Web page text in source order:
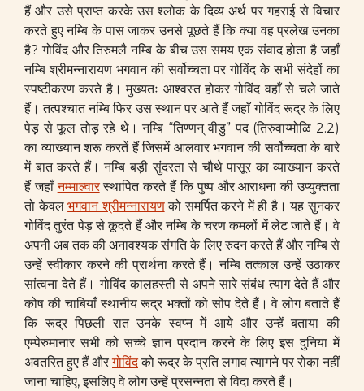
हैं और उसे प्राप्त करके उस श्लोक के दिव्य अर्थ पर गहराई से विचार
करते हुए नम्बि के पास जाकर उनसे पूछते हैं कि क्या वह प्रलेख उनका
है? गोविंद और तिरुमलै नम्बि के बीच उस समय एक संवाद होता है जहाँ
नम्बि श्रीमन्नारायण भगवान की सर्वोच्चता पर गोविंद के सभी संदेहों का
स्पष्टीकरण करते है। मुख्यतः आश्वस्त होकर गोविंद वहाँ से चले जाते
हैं। तत्पश्चात नम्बि फिर उस स्थान पर आते हैं जहाँ गोविंद रूद्र के लिए
पेड़ से फूल तोड़ रहे थे। नम्बि “तिण्णन् वीडु” पद (तिरुवाय्मोळि 2.2)
का व्याख्यान शरू करतें हैं जिसमें आलवार भगवान की सर्वोच्चता के बारे
में बात करते हैं। नम्बि बड़ी सुंदरता से चौथे पासूर का व्याख्यान करते
हैं जहाँनम्माल्वारस्थापित करते हैं कि पुष्प और आराधना की उप्युक्तता
तो केवलभगवान श्रीमन्नारायणको समर्पित करने में ही है। यह सुनकर
गोविंद तुरंत पेड़ से कूदते हैं और नम्बि के चरण कमलों में लेट जाते हैं। वे
अपनी अब तक की अनावश्यक संगति के लिए रुदन करते हैं और नम्बि से
उन्हें स्वीकार करने की प्रार्थना करते हैं। नम्बि तत्काल उन्हें उठाकर
सांत्वना देते हैं। गोविंद कालहस्ती से अपने सारे संबंध त्याग देते हैं और
कोष की चाबियाँ स्थानीय रूद्र भक्तों को सोंप देते हैं। वे लोग बताते हैं
कि रूद्र पिछली रात उनके स्वप्न में आये और उन्हें बताया की
एम्पेरुमानार सभी को सच्चे ज्ञान प्रदान करने के लिए इस दुनिया में
अवतरित हुए हैं औरगोविंदको रूद्र के प्रति लगाव त्यागने पर रोका नहीं
जाना चाहिए, इसलिए वे लोग उन्हें प्रसन्नता से विदा करते हैं।